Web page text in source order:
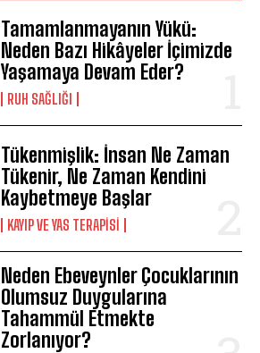
Tamamlanmayanın Yükü:
Neden Bazı Hikâyeler İçimizde
Yaşamaya Devam Eder?
⁠RUH SAĞLIĞI
Tükenmişlik: İnsan Ne Zaman
Tükenir, Ne Zaman Kendini
Kaybetmeye Başlar
KAYIP VE YAS TERAPISI
Neden Ebeveynler Çocuklarının
Olumsuz Duygularına
Tahammül Etmekte
Zorlanıyor?